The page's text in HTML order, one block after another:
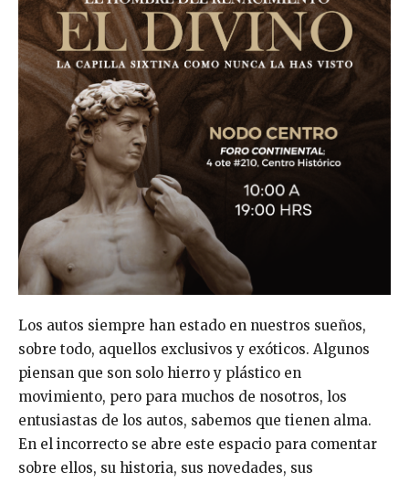
Los autos siempre han estado en nuestros sueños,
sobre todo, aquellos exclusivos y exóticos. Algunos
piensan que son solo hierro y plástico en
movimiento, pero para muchos de nosotros, los
entusiastas de los autos, sabemos que tienen alma.
En el incorrecto se abre este espacio para comentar
sobre ellos, su historia, sus novedades, sus